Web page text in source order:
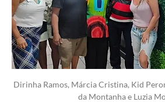
Dirinha Ramos, Márcia Cristina, Kid
da Montanha e Luzia